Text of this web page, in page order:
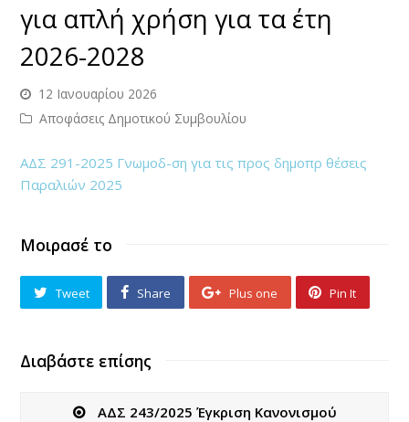
για απλή χρήση για τα έτη
2026-2028
12 Ιανουαρίου 2026
Αποφάσεις Δημοτικού Συμβουλίου
ΑΔΣ 291-2025 Γνωμοδ-ση για τις προς δημοπρ θέσεις
Παραλιών 2025
Μοιρασέ το
Tweet Share Plus one Pin It
Διαβάστε επίσης
ΑΔΣ 243/2025 Έγκριση Κανονισμού